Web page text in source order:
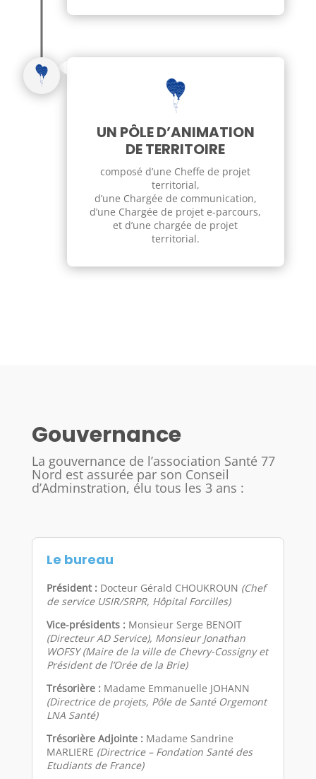
UN PÔLE D’ANIMATION
DE TERRITOIRE
composé d’une Cheffe de projet
territorial,
d’une Chargée de communication,
d’une Chargée de projet e-parcours,
et d’unechargée de projet
territorial.
Gouvernance
La gouvernance de l’association Santé 77
Nord est assurée par son Conseil
d’Adminstration, élu tous les 3 ans :
Le bureau
Président : Docteur Gérald CHOUKROUN (Chef
de service USIR/SRPR, Hôpital Forcilles)
Vice-présidents : Monsieur Serge BENOIT
(Directeur AD Service), Monsieur Jonathan
WOFSY (Maire de la ville de Chevry-Cossigny et
Président de l’Orée de la Brie)
Trésorière : Madame Emmanuelle JOHANN
(Directrice de projets, Pôle de Santé Orgemont
LNA Santé)
Trésorière Adjointe : Madame Sandrine
MARLIERE (Directrice – Fondation Santé des
Etudiants de France)